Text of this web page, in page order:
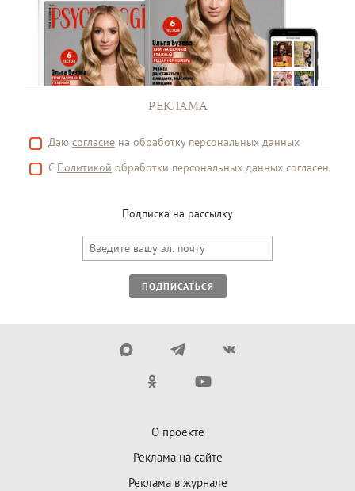
РЕКЛАМА
Даю согласие на обработку персональных данных
С Политикой обработки персональных данных согласен
Подписка на рассылку
ПОДПИСАТЬСЯ
О проекте
Реклама на сайте
Реклама в журнале